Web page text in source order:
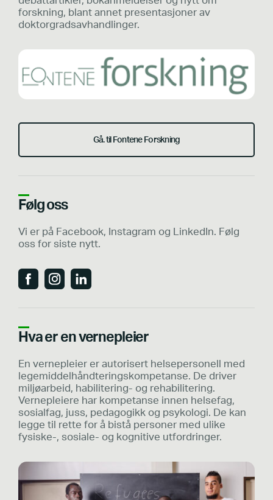
forskning, blant annet presentasjoner av
doktorgradsavhandlinger.
Gå. til Fontene Forskning
Følg oss
Vi er på Facebook, Instagram og LinkedIn. Følg
oss for siste nytt.
Hva er en vernepleier
En vernepleier er autorisert helsepersonell med
legemiddelhåndteringskompetanse. De driver
miljøarbeid, habilitering- og rehabilitering.
Vernepleiere har kompetanse innen helsefag,
sosialfag, juss, pedagogikk og psykologi. De kan
legge til rette for å bistå personer med ulike
fysiske-, sosiale- og kognitive utfordringer.